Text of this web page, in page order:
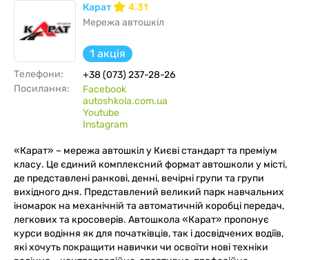
Карат
4.31
Мережа автошкіл
1 акція
Телефони:
+38 (073) 237-28-26
Посилання:
Facebook
autoshkola.com.ua
Youtube
Instagram
«Карат» – мережа автошкіл у Києві стандарт та преміум
класу. Це єдиний комплексний формат автошколи у місті,
де представлені ранкові, денні, вечірні групи та групи
вихідного дня. Представлений великий парк навчальних
іномарок на механічній та автоматичній коробці передач,
легкових та кросоверів. Автошкола «Карат» пропонує
курси водіння як для початківців, так і досвідчених водіїв,
які хочуть покращити навички чи освоїти нові техніки